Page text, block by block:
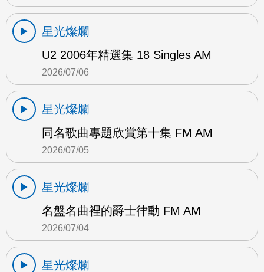
星光燦爛
U2 2006年精選集 18 Singles AM
2026/07/06
星光燦爛
同名歌曲專題欣賞第十集 FM AM
2026/07/05
星光燦爛
名盤名曲裡的爵士律動 FM AM
2026/07/04
星光燦爛